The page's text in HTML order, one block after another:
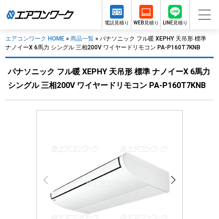
電話見積り WEB見積り LINE見積り
エアコンワーク HOME » 商品一覧 » パナソニック フル暖 XEPHY 天吊形 標準
ナノイーX 6馬力 シングル 三相200V ワイヤードリモコン PA-P160T7KNB
パナソニック フル暖 XEPHY 天吊形 標準 ナノイーX 6馬力
シングル 三相200V ワイヤードリモコン PA-P160T7KNB